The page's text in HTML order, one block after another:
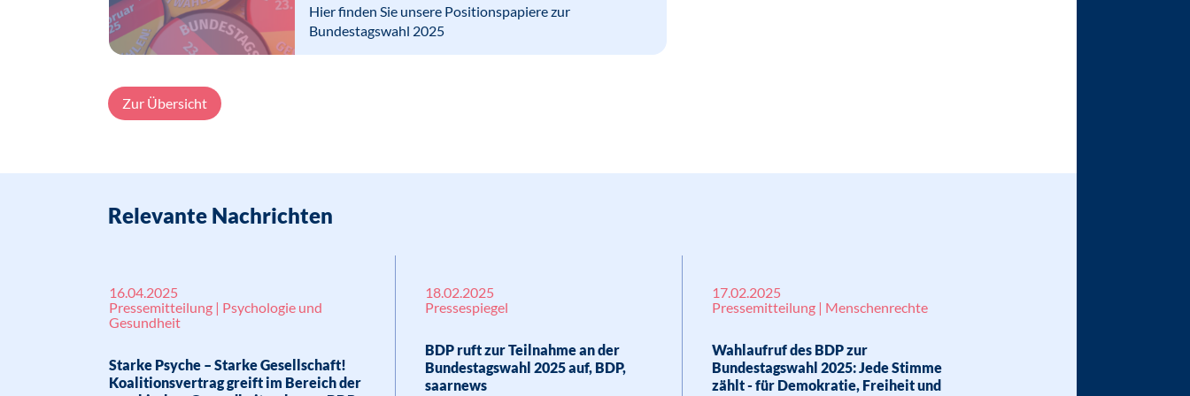
„Psychologe/Psychologin“ gesetzlich nahezu ungeschützt. Es braucht hier dringend
ein Psycholog*innengesetz, das Orientierung bietet, Sicherheit schafft und auf
diese Weise für einen besseren Verbraucherschutz sorgt.
Hier finden Sie unsere Positionspapiere zur
Bundestagswahl 2025
Zur Übersicht
Relevante Nachrichten
16.04.2025
Pressemitteilung | Psychologie und
Gesundheit
Starke Psyche – Starke Gesellschaft!
Koalitionsvertrag greift im Bereich der
18.02.2025
Pressespiegel
BDP ruft zur Teilnahme an der
Bundestagswahl 2025 auf, BDP,
saarnews
17.02.2025
Pressemitteilung | Menschenrechte
Wahlaufruf des BDP zur
Bundestagswahl 2025: Jede Stimme
zählt - für Demokratie, Freiheit und